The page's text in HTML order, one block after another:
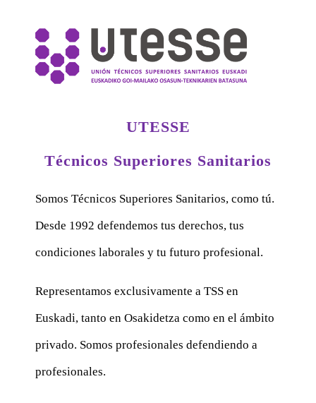
UTESSE
Técnicos Superiores Sanitarios
Somos Técnicos Superiores Sanitarios, como tú.
Desde 1992 defendemos tus derechos, tus
condiciones laborales y tu futuro profesional.
Representamos exclusivamente a TSS en
Euskadi, tanto en Osakidetza como en el ámbito
privado. Somos profesionales defendiendo a
profesionales.